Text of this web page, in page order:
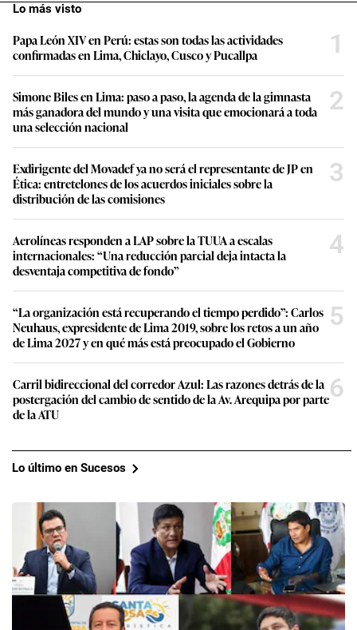
Lo más visto
Papa León XIV en Perú: estas son todas las actividades
confirmadas en Lima, Chiclayo, Cusco y Pucallpa
1
Simone Biles en Lima: paso a paso, la agenda de la gimnasta
más ganadora del mundo y una visita que emocionará a toda
una selección nacional
2
Exdirigente del Movadef ya no será el representante de JP en
Ética: entretelones de los acuerdos iniciales sobre la
distribución de las comisiones
3
Aerolíneas responden a LAP sobre la TUUA a escalas
internacionales: “Una reducción parcial deja intacta la
desventaja competitiva de fondo”
4
“La organización está recuperando el tiempo perdido”: Carlos
Neuhaus, expresidente de Lima 2019, sobre los retos a un año
de Lima 2027 y en qué más está preocupado el Gobierno
5
Carril bidireccional del corredor Azul: Las razones detrás de la
postergación del cambio de sentido de la Av. Arequipa por parte
de la ATU
6
Lo último en Sucesos